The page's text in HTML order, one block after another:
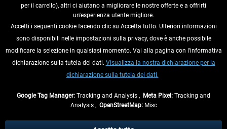
RECEDERE DAL CONTRATTO
INFORMAZIONI
per il carrello), altri ci aiutano a migliorare le nostre offerte e a offrirti
un'esperienza utente migliore.
Accetti i seguenti cookie facendo clic su Accetta tutto. Ulteriori informazioni
sono disponibili nelle impostazioni sulla privacy, dove è anche possibile
modificare la selezione in qualsiasi momento. Vai alla pagina con l'informativa
dichiarazione sulla tutela dei dati. Visualizza la nostra dichiarazione per la
dichiarazione sulla tutela dei dati.
Google Tag Manager: Tracking and Analysis , Meta Pixel: Tracking and
Analysis , OpenStreetMap:Misc